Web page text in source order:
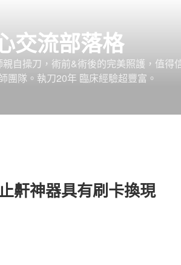
交流部落格
自操刀，術前&術後的完美照護，值
團隊。執刀20年 臨床經驗超豐富。
鼾神器具有刷卡換現